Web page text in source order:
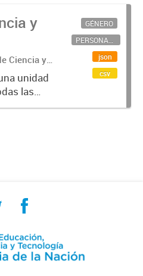
y
Ciencia y
unidad
las
GÉNERO
PERSONAL CIENTÍFICO-TECNOLÓGICO
json
csv